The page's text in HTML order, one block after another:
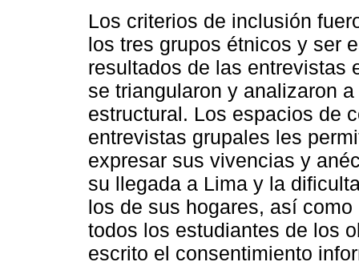
Los criterios de inclusión
los tres grupos étnicos y ser
resultados de las entrevistas
se triangularon y analizaron
estructural. Los espacios de
entrevistas grupales les
expresar sus vivencias y
su llegada a Lima y la
los de sus hogares, así
todos los estudiantes de los
escrito el consentimiento